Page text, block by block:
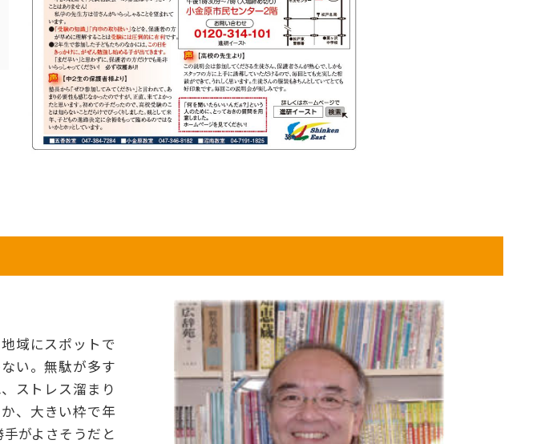
域にスポットで
い。無駄が多す
ストレス溜まり
、大きい枠で年
がよさそうだと